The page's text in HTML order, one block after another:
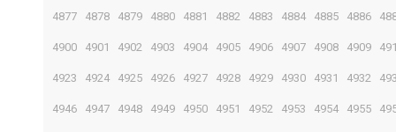
4877 4878 4879 4880 4881 4882 4883 4884 4885 4886
4900 4901 4902 4903 4904 4905 4906 4907 4908 4909
4923 4924 4925 4926 4927 4928 4929 4930 4931 4932
4946 4947 4948 4949 4950 4951 4952 4953 4954 4955